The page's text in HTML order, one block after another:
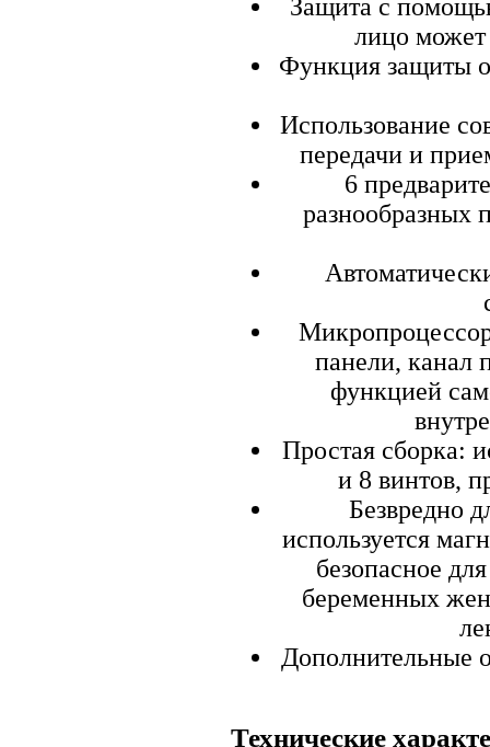
Защита с
лицо может
Функция защиты
Использование
пере­дачи и
6
разнообразных
панели, канал
функцией
Простая сборка:
и 8 винтов,
Безвредно
используется
безопасное
беременных
Дополнительные
Технические